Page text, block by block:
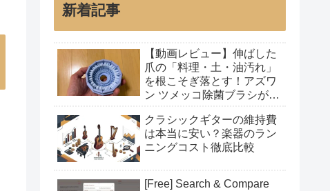
新着記事
【動画レビュー】伸ばした
爪の「料理・土・油汚れ」
を根こそぎ落とす！アズワ
ン ツメッコ除菌ブラシが凄
クラシックギターの維持費
は本当に安い？楽器のラン
ニングコスト徹底比較
[Free] Search & Compare